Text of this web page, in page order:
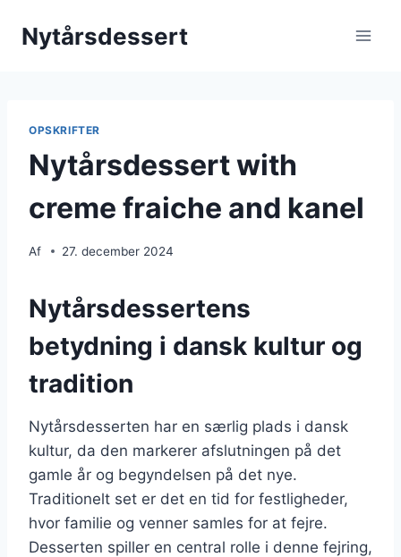
Nytårsdessert
OPSKRIFTER
Nytårsdessert with
creme fraiche and kanel
Af 27. december 2024
Nytårsdessertens
betydning i dansk kultur og
tradition
Nytårsdesserten har en særlig plads i dansk
kultur, da den markerer afslutningen på det
gamle år og begyndelsen på det nye.
Traditionelt set er det en tid for festligheder,
hvor familie og venner samles for at fejre.
Desserten spiller en central rolle i denne fejring,